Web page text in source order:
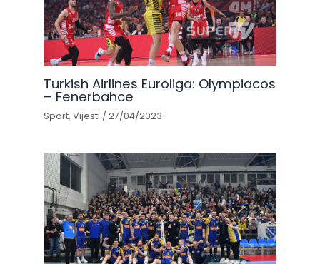
Turkish Airlines Euroliga: Olympiacos
– Fenerbahce
Sport,Vijesti /27/04/2023